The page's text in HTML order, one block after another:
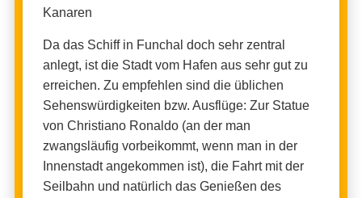
Kanaren
Da das Schiff in Funchal doch sehr zentral
anlegt, ist die Stadt vom Hafen aus sehr gut zu
erreichen. Zu empfehlen sind die üblichen
Sehenswürdigkeiten bzw. Ausflüge: Zur Statue
von Christiano Ronaldo (an der man
zwangsläufig vorbeikommt, wenn man in der
Innenstadt angekommen ist), die Fahrt mit der
Seilbahn und natürlich das Genießen des